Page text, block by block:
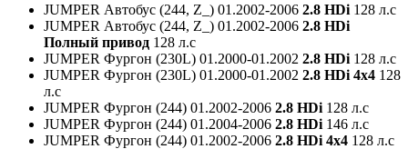
JUMPER Автобус (244, Z_) 01.2002-2006 2.8 HDi 128 л.с
JUMPER Автобус (244, Z_) 01.2002-2006 2.8 HDi
Полный привод 128 л.с
JUMPER Фургон (230L) 01.2000-01.2002 2.8 HDi 128 л.с
JUMPER Фургон (230L) 01.2000-01.2002 2.8 HDi 4x4 128
л.с
JUMPER Фургон (244) 01.2002-2006 2.8 HDi 128 л.с
JUMPER Фургон (244) 01.2004-2006 2.8 HDi 146 л.с
JUMPER Фургон (244) 01.2002-2006 2.8 HDi 4x4 128 л.с